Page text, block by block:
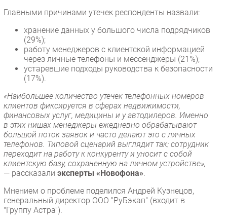
Мероприятия
IT класс
Тестовый стенд
Каталог компаний
Главными причинами утечек респонденты назвали:
хранение данных у большого числа подрядчиков
(29%);
работу менеджеров с клиентской информацией
через личные телефоны и мессенджеры (21%);
устаревшие подходы руководства к безопасности
(17%).
«Наибольшее количество утечек телефонных номеров
клиентов фиксируется в сферах недвижимости,
финансовых услуг, медицины и у автодилеров. Именно
в этих нишах менеджеры ежедневно обрабатывают
большой поток заявок и часто делают это с личных
телефонов. Типовой сценарий выглядит так: сотрудник
переходит на работу к конкуренту и уносит с собой
клиентскую базу, сохраненную на личном устройстве»,
— рассказали эксперты «Новофона»
Мнением о проблеме поделился Андрей Кузнецов,
генеральный директор ООО "РуБэкап" (входит в
"Группу Астра").